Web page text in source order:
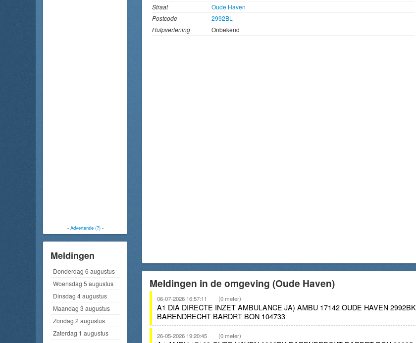
- Advertentie (?)-
Meldingen
Donderdag 6 augustus
Woensdag 5 augustus
Dinsdag 4 augustus
Maandag 3 augustus
Zondag 2 augustus
Zaterdag 1 augustus
Straat
Oude Haven
Postcode
2992BL
Hulpverlening
Onbekend
Meldingen in de omgeving (Oude Haven)
06-07-2026 16:57:11 (0 meter)
A1 DIA DIRECTE INZET AMBULANCE JA) AMBU 17142 OUDE HAVEN 2992BK
BARENDRECHT BARDRT BON 104733
26-05-2026 19:20:45 (0 meter)